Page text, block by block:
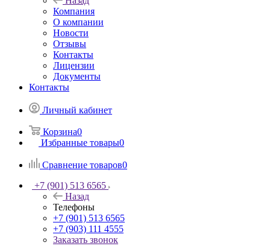
Компания
О компании
Новости
Отзывы
Контакты
Лицензии
Документы
Контакты
Личный кабинет
Корзина0
Избранные товары0
Сравнение товаров0
+7 (901) 513 6565
Назад
Телефоны
+7 (901) 513 6565
+7 (903) 111 4555
Заказать звонок